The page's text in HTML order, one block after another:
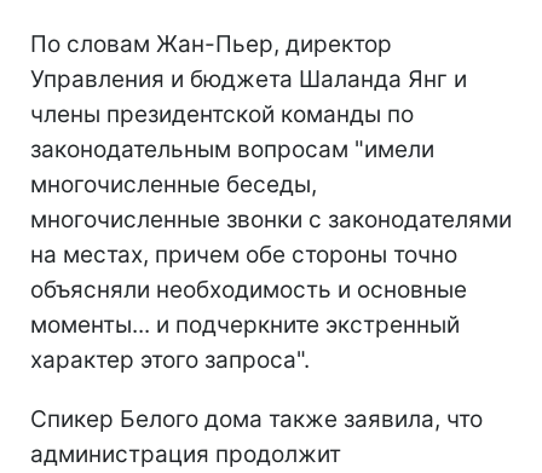
По словам Жан-Пьер, директор
Управления и бюджета Шаланда Янг и
члены президентской команды по
законодательным вопросам "имели
многочисленные беседы,
многочисленные звонки с законодателями
на местах, причем обе стороны точно
объясняли необходимость и основные
моменты... и подчеркните экстренный
характер этого запроса".
Спикер Белого дома также заявила, что
администрация продолжит